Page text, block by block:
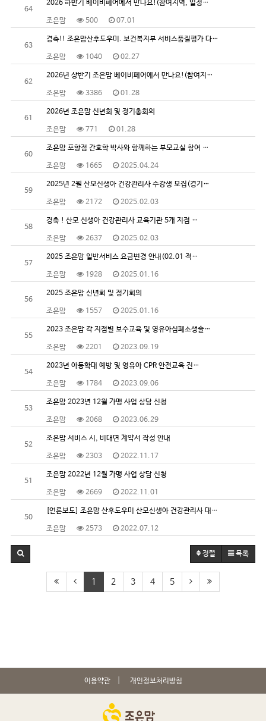
64
2026 하반기 베이비페어에서 만나요!(참여지역, 일정…
조은맘 500 07.01
63
경축!! 조은맘산후도우미. 보건복지부 서비스품질평가 다…
조은맘 1040 02.27
62
2026년 상반기 조은맘 베이비페어에서 만나요!(참여지…
조은맘 3386 01.28
61
2026년 조은맘 신년회 및 정기총회의
조은맘 771 01.28
60
조은맘 포항점 간호학 박사와 함께하는 부모교실 참여 …
조은맘 1665 2025.04.24
59
2025년 2월 산모신생아 건강관리사 수강생 모집(경기…
조은맘 2172 2025.02.03
58
경축 ! 산모 신생아 건강관리사 교육기관 5개 지점 …
조은맘 2637 2025.02.03
57
2025 조은맘 일반서비스 요금변경 안내(02.01 적…
조은맘 1928 2025.01.16
56
2025 조은맘 신년회 및 정기회의
조은맘 1557 2025.01.16
55
2023 조은맘 각 지점별 보수교육 및 영유아심폐소생술…
조은맘 2201 2023.09.19
54
2023년 아동학대 예방 및 영유아 CPR 안전교육 진…
조은맘 1784 2023.09.06
53
조은맘 2023년 12월 가맹 사업 상담 신청
조은맘 2068 2023.06.29
52
조은맘 서비스 시, 비대면 계약서 작성 안내
조은맘 2303 2022.11.17
51
조은맘 2022년 12월 가맹 사업 상담 신청
조은맘 2669 2022.11.01
50
[언론보도] 조은맘 산후도우미 산모신생아 건강관리사 대…
조은맘 2573 2022.07.12
정렬 목록
1 2 3 4 5
이용약관 개인정보처리방침